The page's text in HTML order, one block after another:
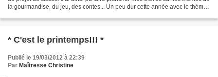
la gourmandise, du jeu, des contes... Un peu dur cette année avec le thème
* C'est le printemps!!! *
Publié le 19/03/2012 à 22:39
Par Maîtresse Christine